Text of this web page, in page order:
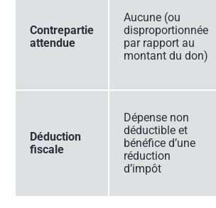
Contrepartie
attendue
Aucune (ou
disproportionnée
par rapport au
montant du don)
Déduction
fiscale
Dépense non
déductible et
bénéfice d’une
réduction
d’impôt